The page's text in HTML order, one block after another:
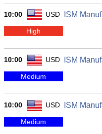
10:00 USD ISM
High
10:00 USD ISM
Medium
10:00 USD ISM
Medium